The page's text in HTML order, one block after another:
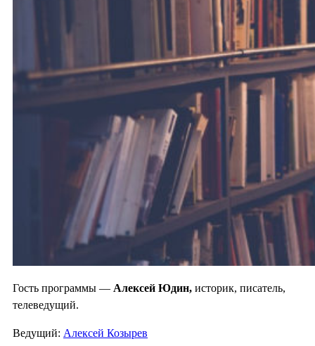
Гость программы — Алексей Юдин, историк, писатель,
телеведущий.
Ведущий: Алексей Козырев